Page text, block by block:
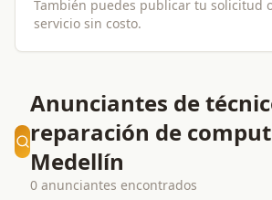
También puedes publicar tu solicitud
servicio sin costo.
Anunciantes de
reparación de
Medellín
0 anunciantes encontrados